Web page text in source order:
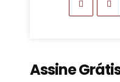
Assine